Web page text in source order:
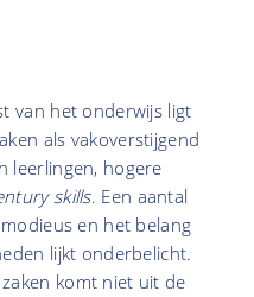
van het onderwijs ligt
als vakoverstijgend
leerlingen, hogere
skills. Een aantal
en het belang
lijkt onderbelicht.
komt niet uit de